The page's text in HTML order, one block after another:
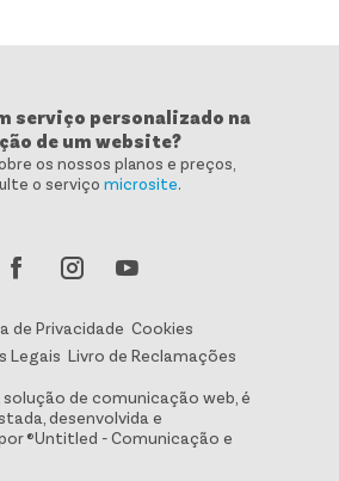
serviço personalizado na
de um website?
os nossos planos e preços,
o serviço microsite.
de Privacidade Cookies
Legais Livro de Reclamações
solução de comunicação web, é
desenvolvida e
®Untitled - Comunicação e